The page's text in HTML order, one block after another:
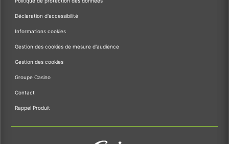
Déclaration d'accessibilité
Informations cookies
Gestion des cookies de mesure d'audience
Gestion des cookies
Groupe Casino
Contact
Rappel Produit